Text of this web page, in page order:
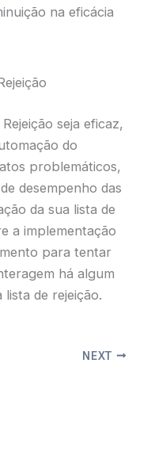
na eficácia
seja eficaz,
do
problemáticos,
desempenho das
da sua lista de
a implementação
para tentar
há algum
de rejeição.
NEXT